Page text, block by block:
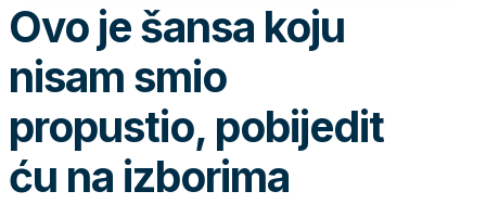
Ovo je šansa koju
nisam smio
propustio, pobijedit
ću na izborima